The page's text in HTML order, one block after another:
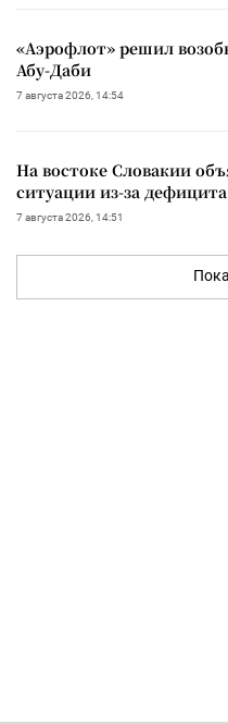
«Аэрофлот» решил
Абу-Даби
7 августа 2026, 14:54
На востоке Словакии
ситуации из-за
7 августа 2026, 14:51